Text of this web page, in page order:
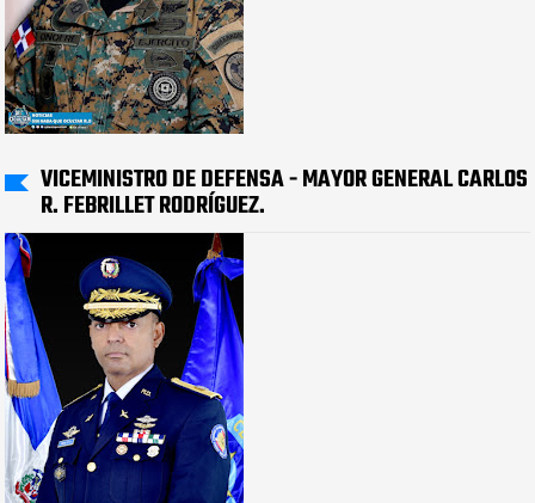
VICEMINISTRO DE DEFENSA - MAYOR GENERAL CARLOS
R. FEBRILLET RODRÍGUEZ.